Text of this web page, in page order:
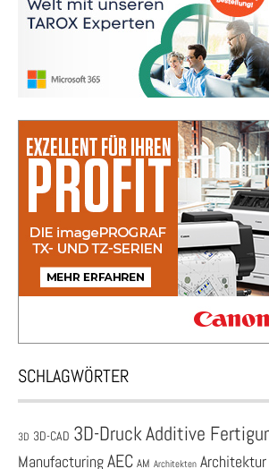
SCHLAGWÖRTER
3D 3D-CAD 3D-DruckAdditive
ManufacturingAEC AM Architekten Architektur